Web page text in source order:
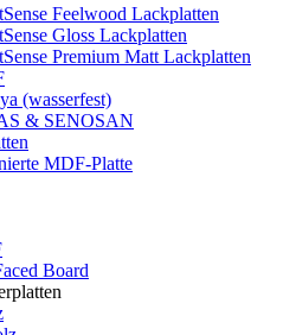
Feelwood Lackplatten
Gloss Lackplatten
Premium Matt Lackplatten
(wasserfest)
& SENOSAN
MDF-Platte
Board